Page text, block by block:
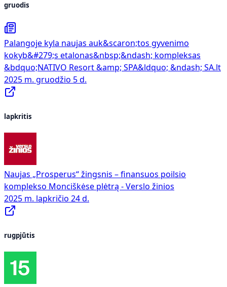
gruodis
Palangoje kyla naujas auk&scaron;tos gyvenimo
kokyb&#279;s etalonas&nbsp;&ndash; kompleksas
&bdquo;NATIVO Resort &amp; SPA&ldquo; &ndash; SA.lt
2025 m. gruodžio 5 d.
lapkritis
Naujas „Prosperus“ žingsnis – finansuos poilsio
komplekso Monciškėse plėtrą - Verslo žinios
2025 m. lapkričio 24 d.
rugpjūtis